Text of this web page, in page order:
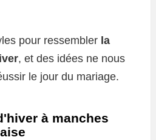
pour ressembler la
, et des idées ne nous
le jour du mariage.
à manches